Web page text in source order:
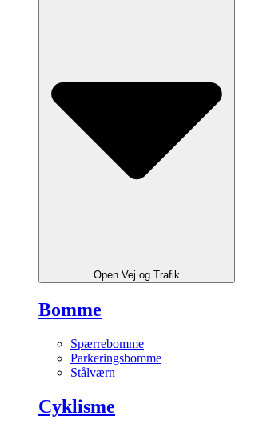
Open Vej og Trafik
Bomme
Spærrebomme
Parkeringsbomme
Stålværn
Cyklisme